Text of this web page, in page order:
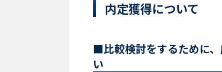
内定獲得について
■比較検討をするために
い